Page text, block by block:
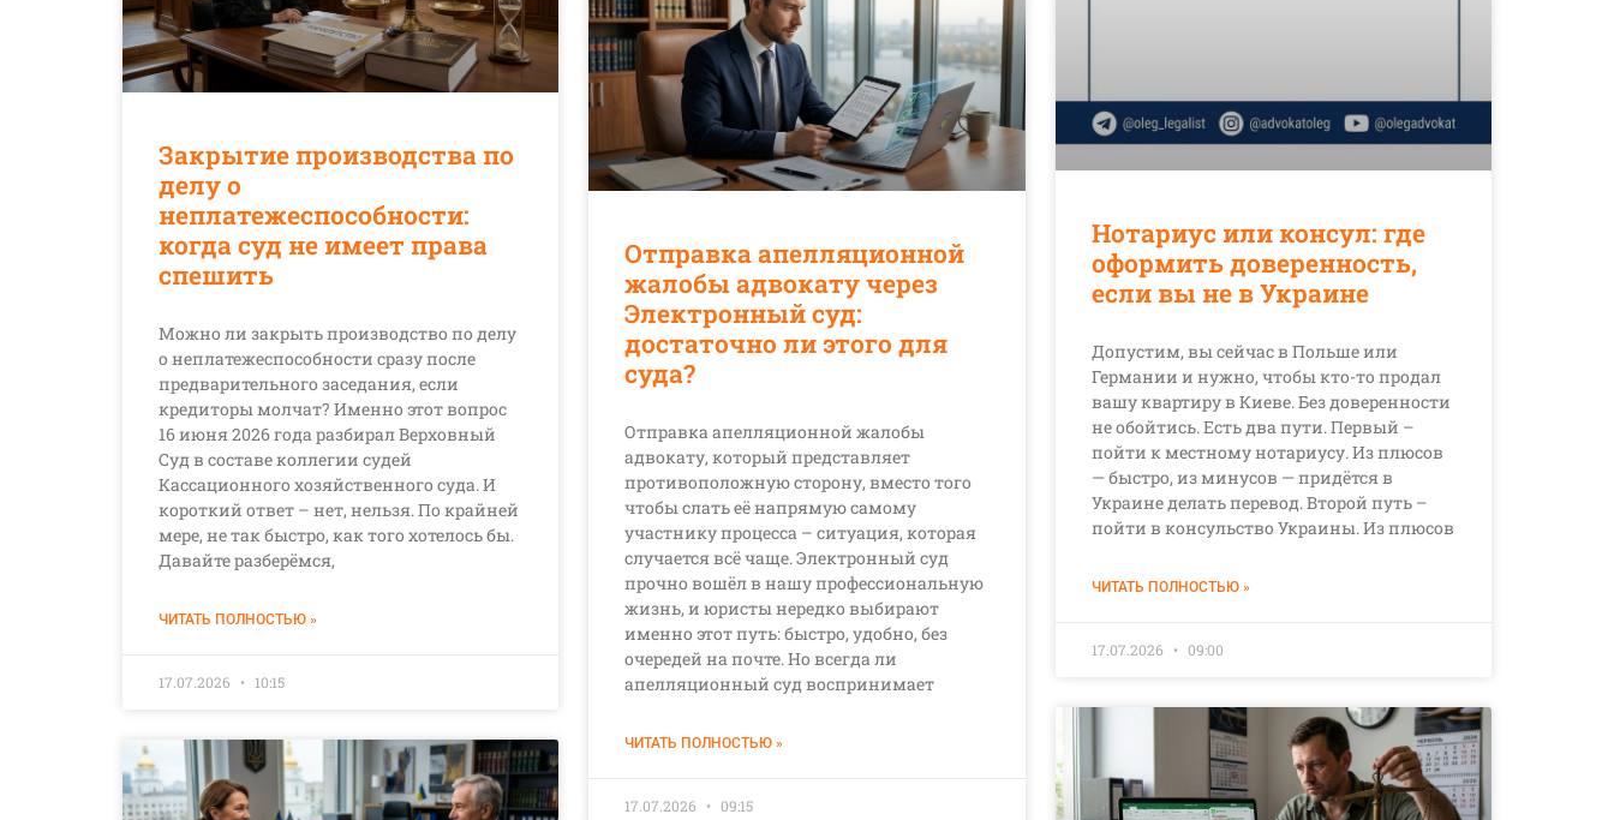
Закрытие производства по
делу о
неплатежеспособности:
когда суд не имеет права
спешить
Можно ли закрыть производство по делу
о неплатежеспособности сразу после
предварительного заседания, если
кредиторы молчат? Именно этот вопрос
16 июня 2026 года разбирал Верховный
Суд в составе коллегии судей
Кассационного хозяйственного суда. И
короткий ответ – нет, нельзя. По крайней
мере, не так быстро, как того хотелось бы.
Давайте разберёмся,
ЧИТАТЬ ПОЛНОСТЬЮ »
17.07.2026 10:15
Отправка апелляционной
жалобы адвокату через
Электронный суд:
достаточно ли этого для
суда?
Отправка апелляционной жалобы
адвокату, который представляет
противоположную сторону, вместо того
чтобы слать её напрямую самому
участнику процесса – ситуация, которая
случается всё чаще. Электронный суд
прочно вошёл в нашу профессиональную
жизнь, и юристы нередко выбирают
именно этот путь: быстро, удобно, без
очередей на почте. Но всегда ли
апелляционный суд воспринимает
ЧИТАТЬ ПОЛНОСТЬЮ »
17.07.2026 09:15
Нотариус или консул: где
оформить доверенность,
если вы не в Украине
Допустим, вы сейчас в Польше или
Германии и нужно, чтобы кто-то продал
вашу квартиру в Киеве. Без доверенности
не обойтись. Есть два пути. Первый –
пойти к местному нотариусу. Из плюсов
— быстро, из минусов — придётся в
Украине делать перевод. Второй путь –
пойти в консульство Украины. Из плюсов
ЧИТАТЬ ПОЛНОСТЬЮ »
17.07.2026 09:00